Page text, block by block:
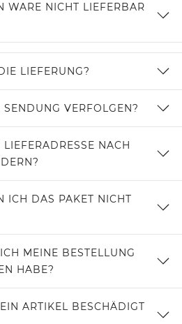
WARE NICHT LIEFERBAR
LIEFERUNG?
VERFOLGEN?
NACH
ICH DAS PAKET NICHT
MEINE BESTELLUNG
HABE?
ARTIKEL BESCHÄDIGT